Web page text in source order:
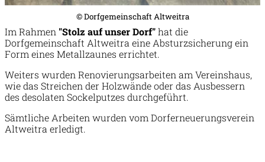
© Dorfgemeinschaft Altweitra
Im Rahmen "Stolz auf unser Dorf"hat die
Dorfgemeinschaft Altweitra eine Absturzsicherung ein
Form eines Metallzaunes errichtet.
Weiters wurden Renovierungsarbeiten am Vereinshaus,
wie das Streichen der Holzwände oder das Ausbessern
des desolaten Sockelputzes durchgeführt.
Sämtliche Arbeiten wurden vom Dorferneuerungsverein
Altweitra erledigt.